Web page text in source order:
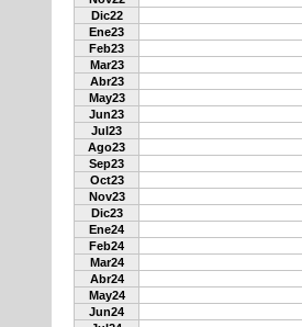
Dic22
Ene23
Feb23
Mar23
Abr23
May23
Jun23
Jul23
Ago23
Sep23
Oct23
Nov23
Dic23
Ene24
Feb24
Mar24
Abr24
May24
Jun24